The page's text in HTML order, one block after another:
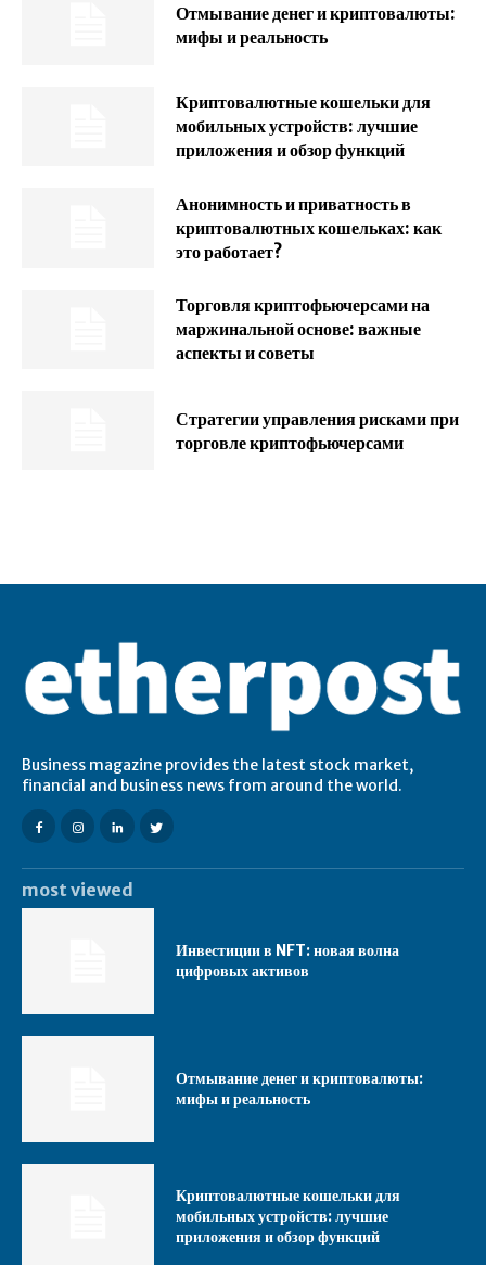
Отмывание денег и криптовалюты:
мифы и реальность
Криптовалютные кошельки для
мобильных устройств: лучшие
приложения и обзор функций
Анонимность и приватность в
криптовалютных кошельках: как
это работает?
Торговля криптофьючерсами на
маржинальной основе: важные
аспекты и советы
Стратегии управления рисками при
торговле криптофьючерсами
Business magazine provides the latest stock market,
financial and business news from around the world.
most viewed
Инвестиции в NFT: новая волна
цифровых активов
Отмывание денег и криптовалюты:
мифы и реальность
Криптовалютные кошельки для
мобильных устройств: лучшие
приложения и обзор функций